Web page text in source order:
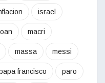
israel
macri
massa messi
francisco paro